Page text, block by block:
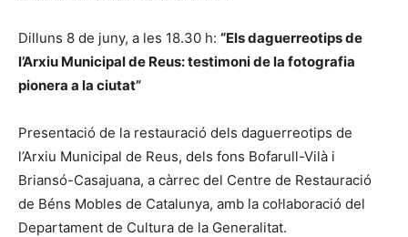
Dilluns 8 de juny, a les 18.30 h: “Els daguerreotips de
l’Arxiu Municipal de Reus: testimoni de la fotografia
pionera a la ciutat”
Presentació de la restauració dels daguerreotips de
l’Arxiu Municipal de Reus, dels fons Bofarull-Vilà i
Briansó-Casajuana, a càrrec del Centre de Restauració
de Béns Mobles de Catalunya, amb la col·laboració del
Departament de Cultura de la Generalitat.